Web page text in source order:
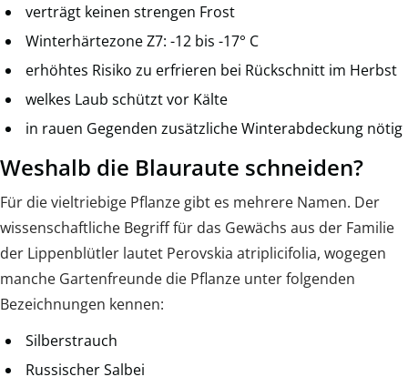
verträgt keinen strengen Frost
Winterhärtezone Z7: -12 bis -17° C
erhöhtes Risiko zu erfrieren bei Rückschnitt im Herbst
welkes Laub schützt vor Kälte
in rauen Gegenden zusätzliche Winterabdeckung nötig
Weshalb die Blauraute schneiden?
Für die vieltriebige Pflanze gibt es mehrere Namen. Der
wissenschaftliche Begriff für das Gewächs aus der Familie
der Lippenblütler lautet Perovskia atriplicifolia, wogegen
manche Gartenfreunde die Pflanze unter folgenden
Bezeichnungen kennen:
Silberstrauch
Russischer Salbei